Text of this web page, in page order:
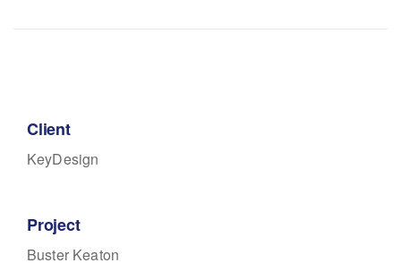
Client
KeyDesign
Project
Buster Keaton